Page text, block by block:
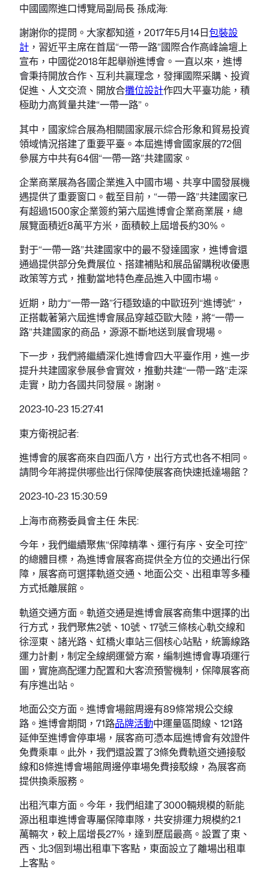
中國國際進口博覽局副局長 孫成海:
謝謝你的提問。大家都知道，2017年5月14日包裝設
計 ，習近平主席在首屆“一帶一路”國際合作高峰論壇上
宣布，中國從2018年起舉辦進博會。一直以來，進博
會秉持開放合作、互利共贏理念，發揮國際采購、投資
促進、人文交流、開放合攤位設計作四大平臺功能，積
極助力高質量共建“一帶一路”。
其中，國家綜合展為相關國家展示綜合形象和貿易投資
領域情況搭建了重要平臺。本屆進博會國家展的72個
參展方中共有64個“一帶一路”共建國家。
企業商業展為各國企業進入中國市場、共享中國發展機
遇提供了重要窗口。截至目前，“一帶一路”共建國家已
有超過1500家企業簽約第六屆進博會企業商業展，總
展覽面積近8萬平方米，面積較上屆增長約30%。
對于“一帶一路”共建國家中的最不發達國家，進博會還
通過提供部分免費展位、搭建補貼和展品留購稅收優惠
政策等方式，推動當地特色產品進入中國市場。
近期，助力“一帶一路”行穩致遠的中歐班列“進博號”，
正搭載著第六屆進博會展品穿越亞歐大陸，將“一帶一
路”共建國家的商品，源源不斷地送到展會現場。
下一步，我們將繼續深化進博會四大平臺作用，進一步
提升共建國家參展參會實效，推動共建“一帶一路”走深
走實，助力各國共同發展。謝謝。
2023-10-23 15:27:41
東方衛視記者:
進博會的展客商來自四面八方，出行方式也各不相同。
請問今年將提供哪些出行保障使展客商快速抵達場館？
2023-10-23 15:30:59
上海市商務委員會主任 朱民:
今年，我們繼續聚焦“保障精準、運行有序、安全可控”
的總體目標，為進博會展客商提供全方位的交通出行保
障，展客商可選擇軌道交通、地面公交、出租車等多種
方式抵離展館。
軌道交通方面。軌道交通是進博會展客商集中選擇的出
行方式，我們聚焦2號、10號、17號三條核心軌交線和
徐涇東、諸光路、虹橋火車站三個核心站點，統籌線路
運力計劃，制定全線網運營方案，編制進博會專項運行
圖，實施高配運力配置和大客流預警機制，保障展客商
有序進出站。
地面公交方面。進博會場館周邊有89條常規公交線
路。進博會期間，71路品牌活動中運量區間線、121路
延伸至進博會停車場，展客商可憑本屆進博會有效證件
免費乘車。此外，我們還設置了3條免費軌道交通接駁
線和8條進博會場館周邊停車場免費接駁線，為展客商
提供換乘服務。
出租汽車方面。今年，我們組建了3000輛規模的新能
源出租車進博會專屬保障車隊，共安排運力規模約2.1
萬輛次，較上屆增長27%，達到歷屆最高。設置了東、
西、北3個到場出租車下客點，東面設立了離場出租車
上客點。